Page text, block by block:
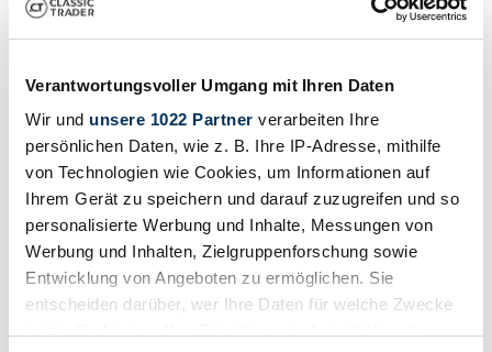
Verantwortungsvoller Umgang mit Ihren Daten
Wir und unsere 1022 Partner verarbeiten Ihre
persönlichen Daten, wie z. B. Ihre IP-Adresse, mithilfe
von Technologien wie Cookies, um Informationen auf
Ihrem Gerät zu speichern und darauf zuzugreifen und so
personalisierte Werbung und Inhalte, Messungen von
Werbung und Inhalten, Zielgruppenforschung sowie
Entwicklung von Angeboten zu ermöglichen. Sie
entscheiden darüber, wer Ihre Daten für welche Zwecke